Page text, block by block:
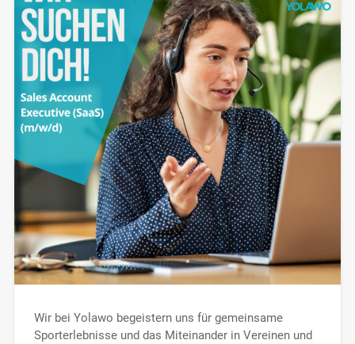
Wir bei Yolawo begeistern uns für gemeinsame
Sporterlebnisse und das Miteinander in Vereinen und